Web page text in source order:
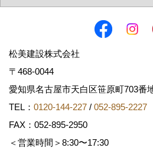
松美建設株式会社
〒468-0044
愛知県名古屋市天白区笹原町703番
TEL： 0120-144-227 / 052-895-2227
FAX：052-895-2950
＜営業時間＞8:30〜17:30